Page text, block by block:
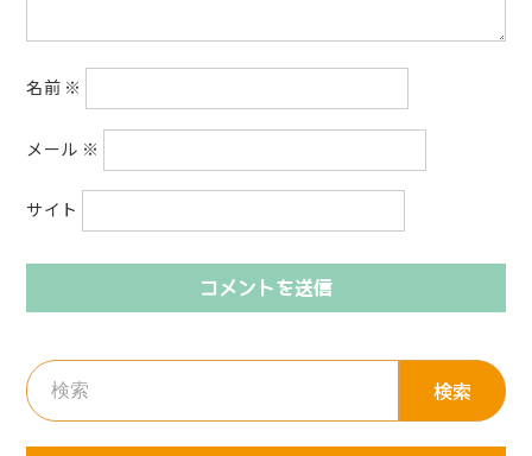
名前 ※
メール ※
サイト
検
索: